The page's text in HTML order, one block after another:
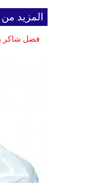
المزيد من
فضل شاكر